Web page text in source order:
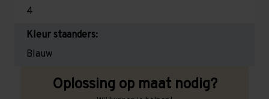
4
Kleur staanders:
Blauw
Oplossing op maat nodig?